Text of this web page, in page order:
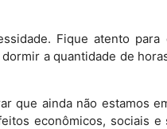
Fique atento
a quantidade de
que ainda não estamos
econômicos, sociais e